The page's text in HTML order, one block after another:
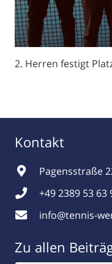
2. Herren festigt
Kontakt
Pagensstraße
+49 2389 53 63
info@tennis-
Zu allen